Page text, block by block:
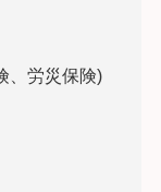
、労災保険)